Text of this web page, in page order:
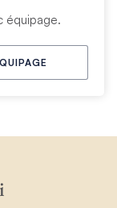
équipage.